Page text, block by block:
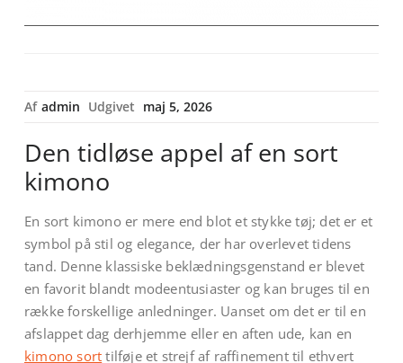
Af admin Udgivet maj 5, 2026
Den tidløse appel af en sort
kimono
En sort kimono er mere end blot et stykke tøj; det er et
symbol på stil og elegance, der har overlevet tidens
tand. Denne klassiske beklædningsgenstand er blevet
en favorit blandt modeentusiaster og kan bruges til en
række forskellige anledninger. Uanset om det er til en
afslappet dag derhjemme eller en aften ude, kan en
kimono sort tilføje et strejf af raffinement til ethvert